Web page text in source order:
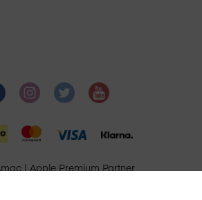
| Apple Premium Partner